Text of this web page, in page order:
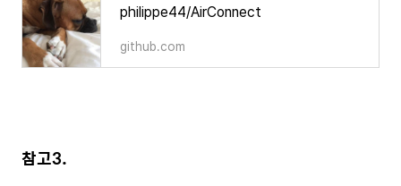
philippe44/AirConnect
github.com
참고3.